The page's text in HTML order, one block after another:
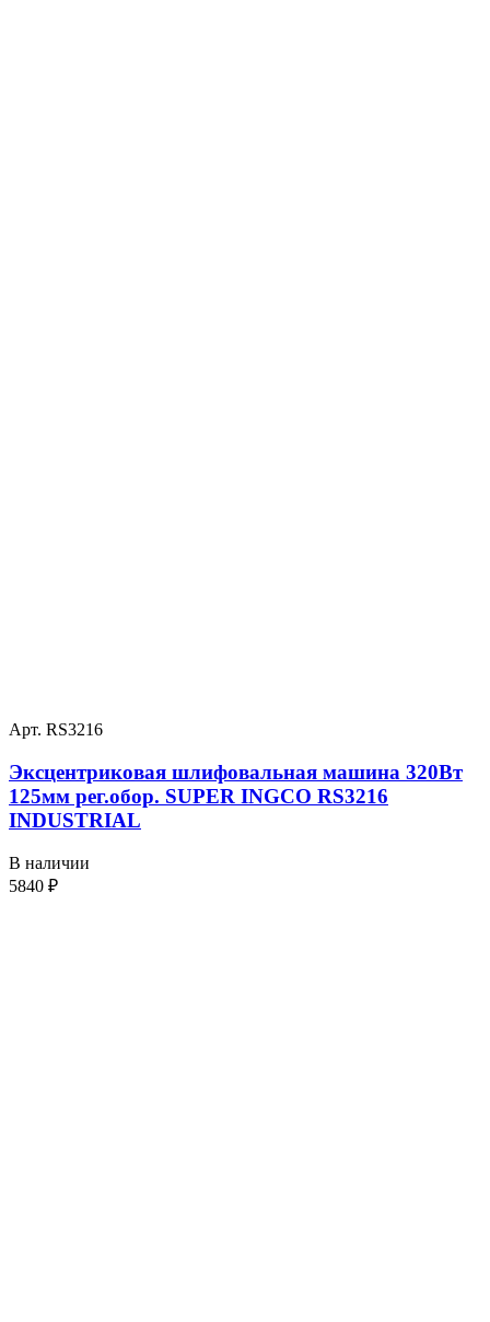
Арт. RS3216
Эксцентриковая шлифовальная машина 320Вт
125мм рег.обор. SUPER INGCO RS3216
INDUSTRIAL
В наличии
5840 ₽